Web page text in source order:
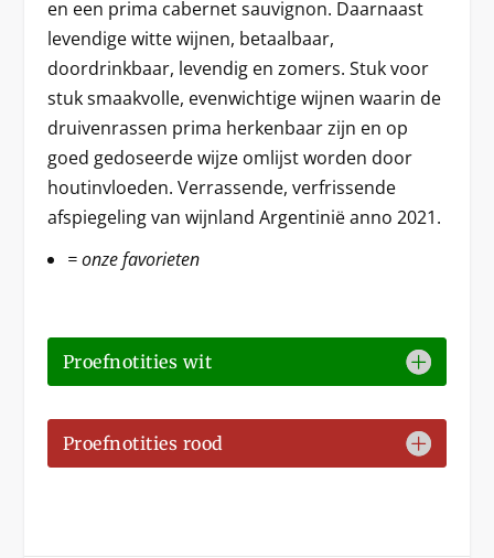
en een prima cabernet sauvignon. Daarnaast
levendige witte wijnen, betaalbaar,
doordrinkbaar, levendig en zomers. Stuk voor
stuk smaakvolle, evenwichtige wijnen waarin de
druivenrassen prima herkenbaar zijn en op
goed gedoseerde wijze omlijst worden door
houtinvloeden. Verrassende, verfrissende
afspiegeling van wijnland Argentinië anno 2021.
= onze favorieten
Proefnotities wit
Proefnotities rood